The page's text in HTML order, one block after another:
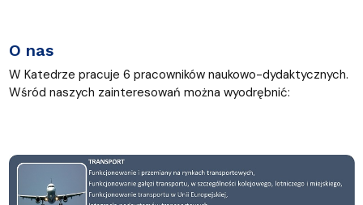
O nas
W Katedrze pracuje 6 pracowników naukowo-dydaktycznych.
Wśród naszych zainteresowań można wyodrębnić: